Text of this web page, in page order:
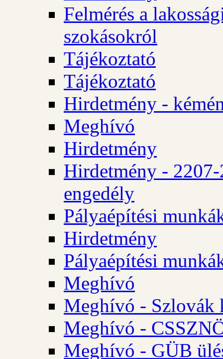
Felmérés a
szokásokról
Tájékoztató
Tájékoztató
Hirdetmény -
Meghívó
Hirdetmény
Hirdetmény -
engedély
Pályaépítési
Hirdetmény
Pályaépítési
Meghívó
Meghívó - Szlovák
Meghívó -
Meghívó - GÜB